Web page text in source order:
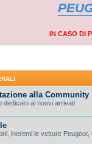
IN CASO DI
alla Community
dedicato ai nuovi arrivati
inerenti le vetture